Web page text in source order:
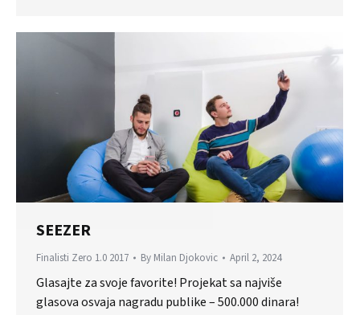
SEEZER
Finalisti Zero 1.0 2017 By Milan Djokovic April 2, 2024
Glasajte za svoje favorite! Projekat sa najviše
glasova osvaja nagradu publike – 500.000 dinara!